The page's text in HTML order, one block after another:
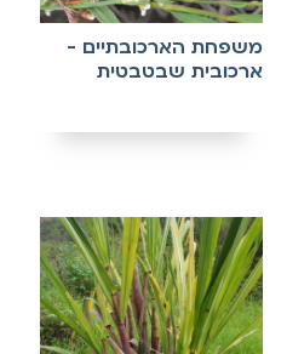
משפחת הארכובתיים -
ארכובית שבטבטית